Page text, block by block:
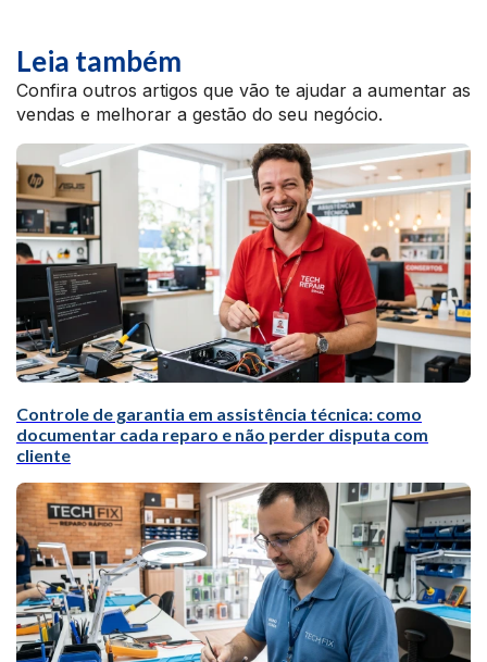
Leia também
Confira outros artigos que vão te ajudar a aumentar as
vendas e melhorar a gestão do seu negócio.
Controle de garantia em assistência técnica: como
documentar cada reparo e não perder disputa com
cliente